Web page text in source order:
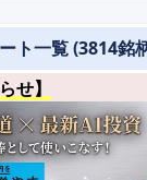
ト一覧 (3814銘
せ】